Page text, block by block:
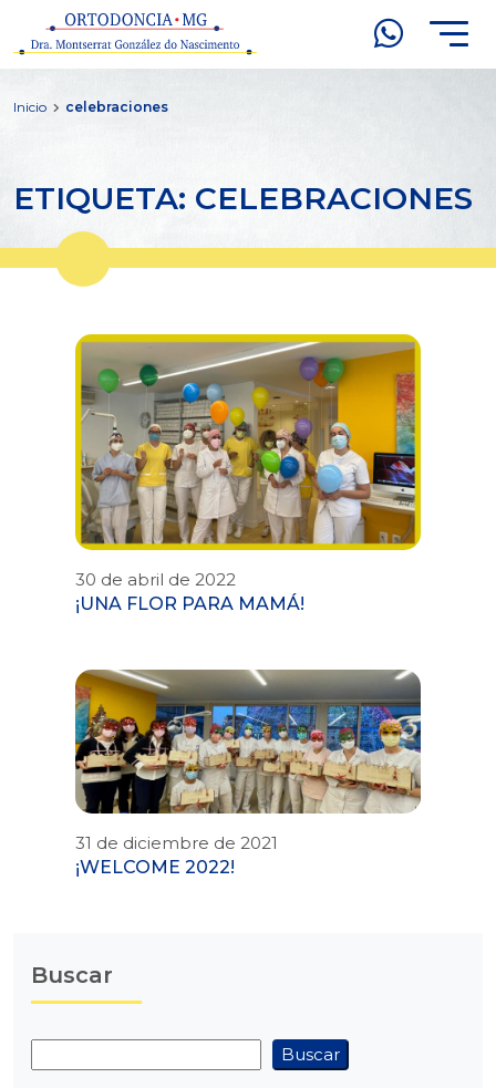
Inicio celebraciones
ETIQUETA: CELEBRACIONES
30 de abril de 2022
¡UNA FLOR PARA MAMÁ!
31 de diciembre de 2021
¡WELCOME 2022!
Buscar
Buscar